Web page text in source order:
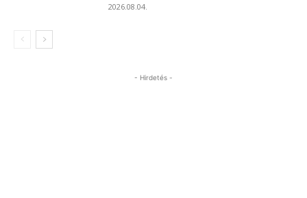
2026.08.04.
- Hirdetés -